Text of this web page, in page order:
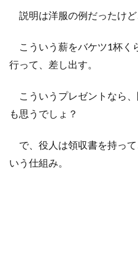
説明は洋服の例だったけど
こういう薪をバケツ1杯く
行って、差し出す。
こういうプレゼントなら
も思うでしょ？
で、役人は領収書を持っ
いう仕組み。